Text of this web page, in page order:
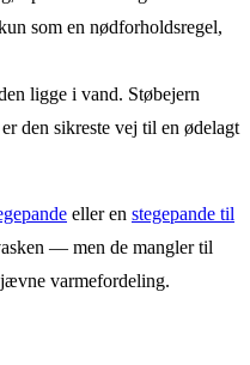
som en nødforholdsregel,
ligge i vand. Støbejern
den sikreste vej til en ødelagt
eller en stegepande til
— men de mangler til
varmefordeling.